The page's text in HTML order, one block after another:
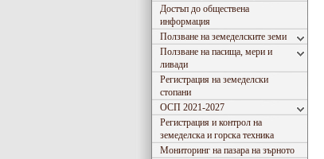
Достъп до обществена
информация
Ползване на земеделските земи
Ползване на пасища, мери и
ливади
Регистрация на земеделски
стопани
ОСП 2021-2027
Регистрация и контрол на
земеделска и горска техника
Мониторинг на пазара на зърното